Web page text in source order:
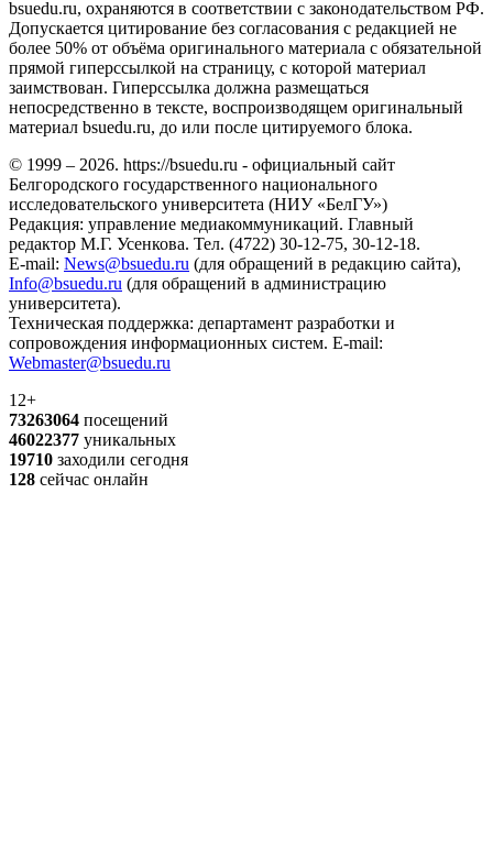
bsuedu.ru, охраняются в соответствии с законодательством РФ.
Допускается цитирование без согласования с редакцией не
более 50% от объёма оригинального материала с обязательной
прямой гиперссылкой на страницу, с которой материал
заимствован. Гиперссылка должна размещаться
непосредственно в тексте, воспроизводящем оригинальный
материал bsuedu.ru, до или после цитируемого блока.
© 1999 – 2026. https://bsuedu.ru - официальный сайт
Белгородского государственного национального
исследовательского университета (НИУ «БелГУ»)
Редакция: управление медиакоммуникаций. Главный
редактор М.Г. Усенкова. Тел. (4722) 30-12-75, 30-12-18.
E-mail: News@bsuedu.ru (для обращений в редакцию сайта),
Info@bsuedu.ru (для обращений в администрацию
университета).
Техническая поддержка: департамент разработки и
сопровождения информационных систем. E-mail:
Webmaster@bsuedu.ru
12+
73263064 посещений
46022377 уникальных
19710 заходили сегодня
128 сейчас онлайн